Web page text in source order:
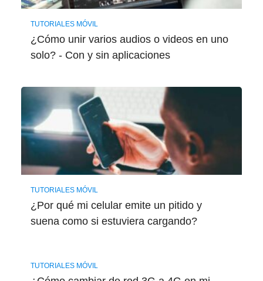
TUTORIALES MÓVIL
¿Cómo unir varios audios o videos en uno
solo? - Con y sin aplicaciones
TUTORIALES MÓVIL
¿Por qué mi celular emite un pitido y
suena como si estuviera cargando?
TUTORIALES MÓVIL